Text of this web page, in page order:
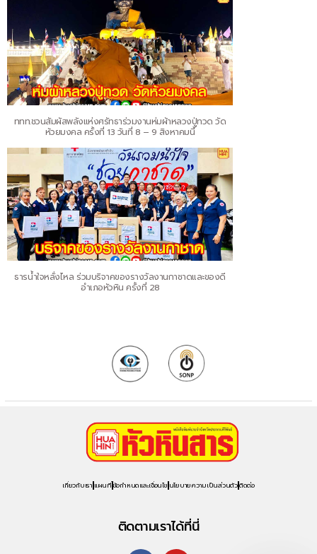
ททท.ชวนสัมผัสพลังแห่งศรัทธาร่วมงานห่มผ้าหลวงปู่ทวด วัด
ห้วยมงคล ครั้งที่ 13 วันที่ 8 – 9 สิงหาคมนี้
ธารน้ำใจหลั่งไหล ร่วมบริจาคของรางวัลงานกาชาดและของดี
อำเภอหัวหิน ครั้งที่ 28
เกี่ยวกับเรา แผนที่ข้อกำหนดและเงื่อนไข นโยบายความเป็นส่วนตัวติดต่อ
ติดตามเราได้ที่นี่